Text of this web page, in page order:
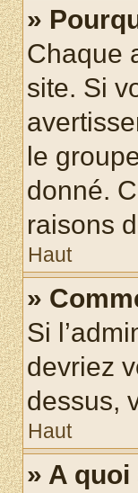
»
Chaque
site. Si
le
donné.
raisons
Haut
»
Si
devriez
dessus,
Haut
» A